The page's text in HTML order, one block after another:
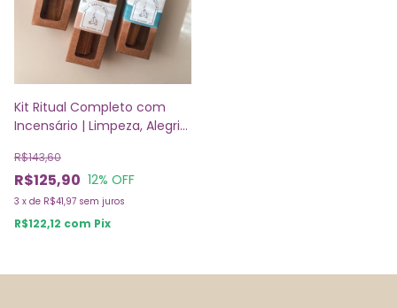
Kit Ritual Completo com
Incensário | Limpeza, Alegria
R$125,90
R$143,60
12% OFF
3 x de R$41,97 sem juros
R$122,12 com Pix